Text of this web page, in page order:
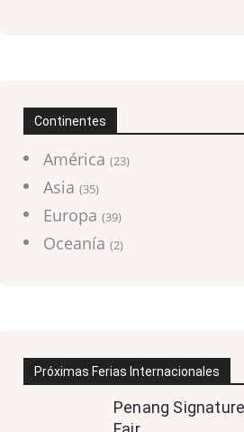
Continentes
América (23)
Asia (35)
Europa (39)
Oceanía (2)
Próximas Ferias Internacionales
Penang